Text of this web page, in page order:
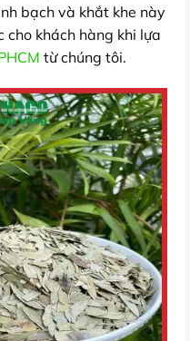
bạch và khắt khe này
cho khách hàng khi lựa
từ chúng tôi.